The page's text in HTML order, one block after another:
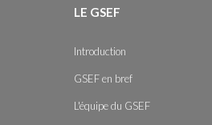
LE GSEF
Introduction
GSEF en bref
L'équipe du GSEF